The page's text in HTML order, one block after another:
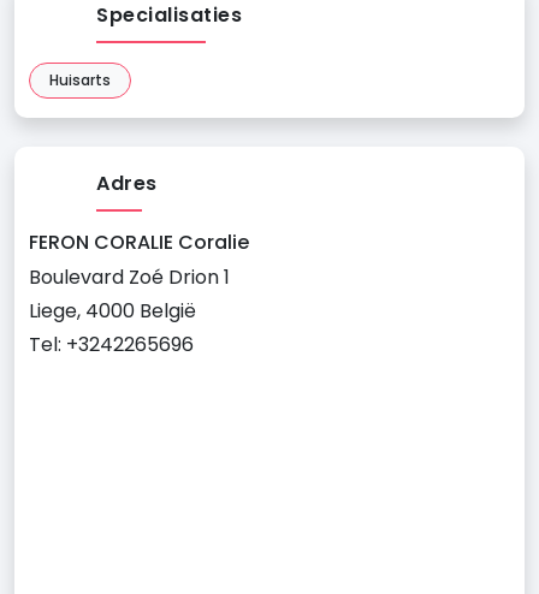
Specialisaties
Huisarts
Adres
FERON CORALIE Coralie
Boulevard Zoé Drion 1
Liege, 4000 België
Tel: +3242265696